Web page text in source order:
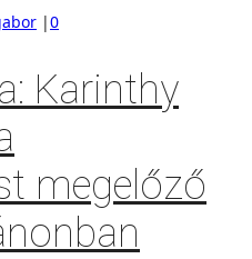
|0
Karinthy
megelőző